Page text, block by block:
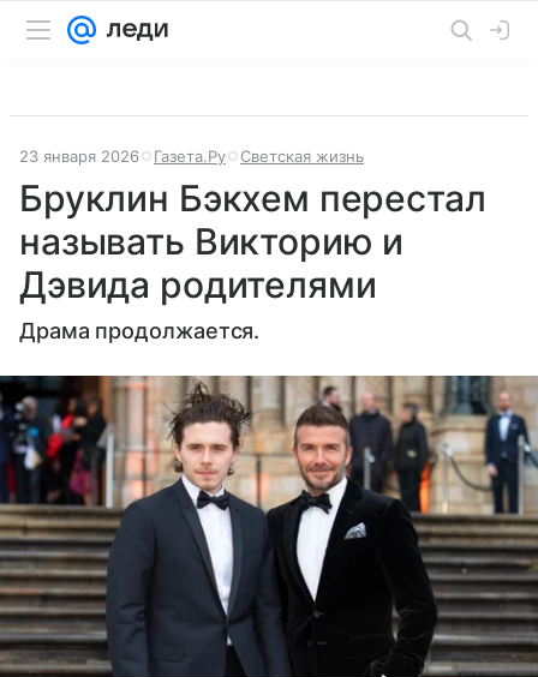
23 января 2026 Газета.Ру Светская жизнь
Бруклин Бэкхем перестал
называть Викторию и
Дэвида родителями
Драма продолжается.